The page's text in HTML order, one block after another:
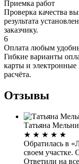
Приемка работ
Проверка качества
результата
заказчику.
6
Оплата любым
Гибкие варианты
карты и
расчёта.
Отзывы
Татьяна
★ ★ ★ ★ ★
Обратилась в
своем участке.
Ответили на